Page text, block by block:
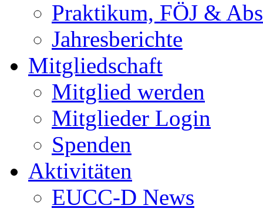
Praktikum, FÖJ &
Jahresberichte
Mitgliedschaft
Mitglied werden
Mitglieder Login
Spenden
Aktivitäten
EUCC-D News